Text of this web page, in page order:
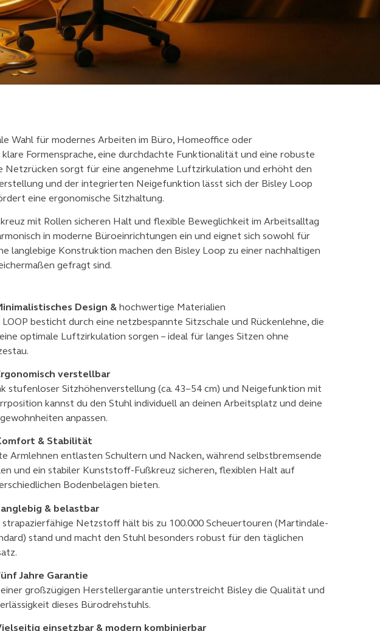
Wahl für modernes Arbeiten im Büro, Homeoffice oder
Formensprache, eine durchdachte Funktionalität und eine robuste
Netzrücken sorgt für eine angenehme Luftzirkulation und erhöht den
und der integrierten Neigefunktion lässt sich der Bisley Loop
eine ergonomische Sitzhaltung.
mit Rollen sicheren Halt und flexible Beweglichkeit im Arbeitsalltag
in moderne Büroeinrichtungen ein und eignet sich sowohl für
langlebige Konstruktion machen den Bisley Loop zu einer nachhaltigen
gefragt sind.
Design & hochwertige Materialien
LOOP besticht durch eine netzbespannte Sitzschale und Rückenlehne, die
optimale Luftzirkulation sorgen – ideal für langes Sitzen ohne
verstellbar
stufenloser Sitzhöhenverstellung (ca. 43–54 cm) und Neigefunktion mit
kannst du den Stuhl individuell an deinen Arbeitsplatz und deine
anpassen.
& Stabilität
Armlehnen entlasten Schultern und Nacken, während selbstbremsende
und ein stabiler Kunststoff-Fußkreuz sicheren, flexiblen Halt auf
Bodenbelägen bieten.
& belastbar
strapazierfähige Netzstoff hält bis zu 100.000 Scheuertouren (Martindale-
stand und macht den Stuhl besonders robust für den täglichen
Jahre Garantie
großzügigen Herstellergarantie unterstreicht Bisley die Qualität und
dieses Bürodrehstuhls.
einsetzbar & modern kombinierbar